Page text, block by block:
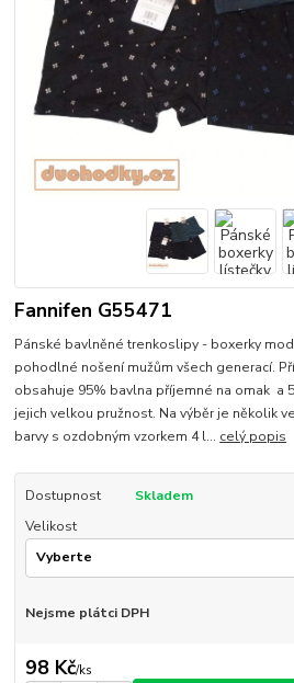
Fannifen G55471
Pánské bavlněné trenkoslipy - boxerky
pohodlné nošení mužům všech generací.
obsahuje 95% bavlna příjemné na omak a
jejich velkou pružnost. Na výběr je několik
barvy s ozdobným vzorkem 4 l... celý popis
Dostupnost
Skladem
Velikost
Nejsme plátci DPH
98 Kč/ks